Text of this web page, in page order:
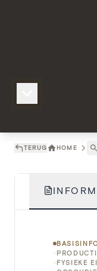
TERUG HOME
FYSIEKE